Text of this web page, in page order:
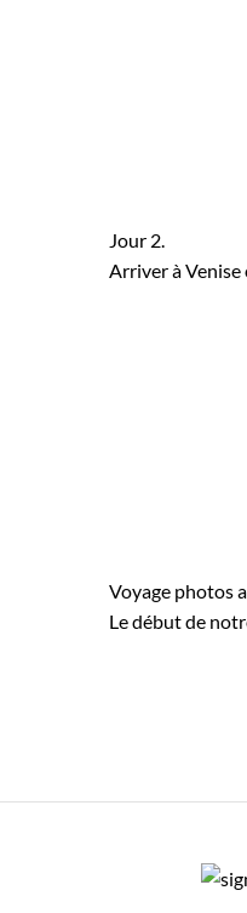
Jour 2.
Arriver à Venise
Voyage photos
Le début de